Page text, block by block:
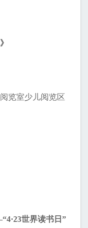
览室少儿阅览区
世界读书日”